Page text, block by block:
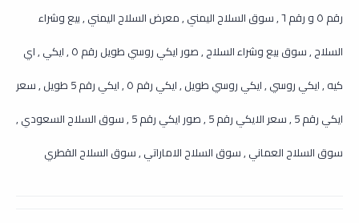
رقم ٥ و رقم ٦ , سوق السلاح اليمني , معرض السلاح اليمني , بيع وشراء
السلاح , سوق بيع وشراء السلاح , صور ايكي روسي طويل رقم ٥ , ايكي , اي
كيه , ايكي روسي , ايكي روسي طويل , ايكي رقم ٥ , ايكي رقم 5 طويل , سعر
ايكي رقم 5 , سعر الايكي رقم 5 , صور ايكي رقم 5 , سوق السلاح السعودي ,
سوق السلاح العماني , سوق السلاح الاماراتي , سوق السلاح القطري